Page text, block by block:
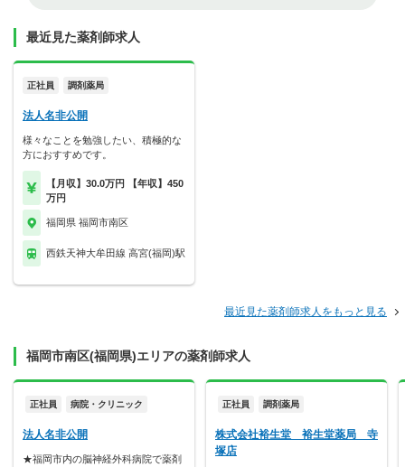
最近見た薬剤師求人
正社員 調剤薬局
法人名非公開
様々なことを勉強したい、積極的な
方におすすめです。
【月収】30.0万円 【年収】450
万円
福岡県 福岡市南区
西鉄天神大牟田線 高宮(福岡)駅
最近見た薬剤師求人をもっと見る
福岡市南区(福岡県)エリアの薬剤師求人
正社員 病院・クリニック
法人名非公開
★福岡市内の脳神経外科病院で薬剤
正社員 調剤薬局
株式会社裕生堂 裕生堂薬局 寺
塚店